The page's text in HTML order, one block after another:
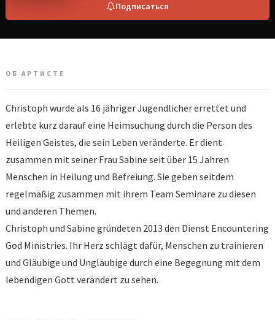
Подписаться
ОБ АРТИСТЕ
Christoph wurde als 16 jähriger Jugendlicher errettet und
erlebte kurz darauf eine Heimsuchung durch die Person des
Heiligen Geistes, die sein Leben veränderte. Er dient
zusammen mit seiner Frau Sabine seit über 15 Jahren
Menschen in Heilung und Befreiung. Sie geben seitdem
regelmäßig zusammen mit ihrem Team Seminare zu diesen
und anderen Themen.
Christoph und Sabine gründeten 2013 den Dienst Encountering
God Ministries. Ihr Herz schlägt dafür, Menschen zu trainieren
und Gläubige und Ungläubige durch eine Begegnung mit dem
lebendigen Gott verändert zu sehen.